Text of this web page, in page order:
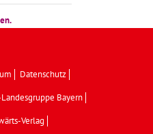
Datenschutz
Bayern
Verlag